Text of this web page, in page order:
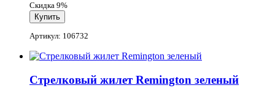
Скидка 9%
Артикул: 106732
Стрелковый жилет Remington зеленый